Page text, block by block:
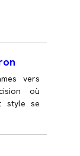
vers
où
style se